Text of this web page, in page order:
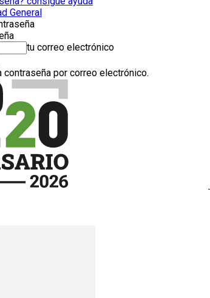
General
tu correo electrónico
contraseña por correo electrónico.